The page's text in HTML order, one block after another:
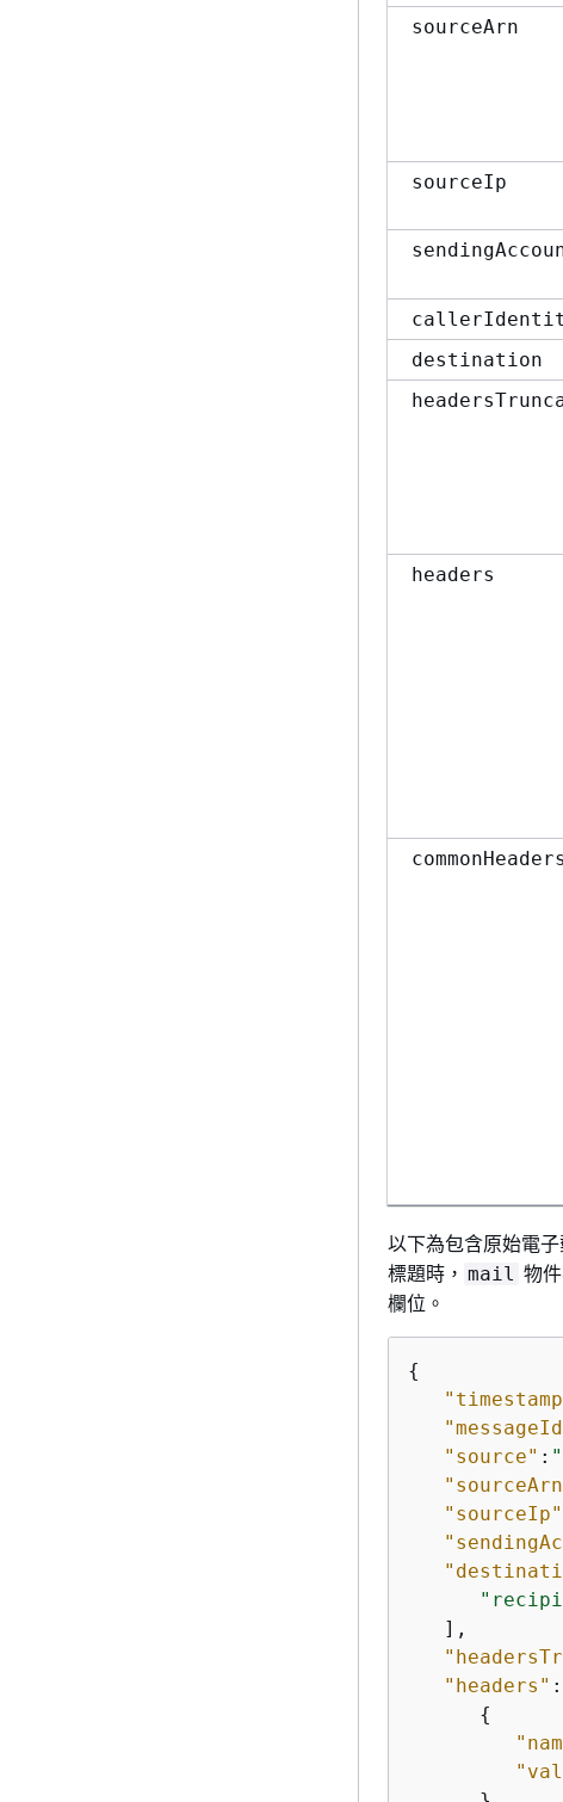
sourceArn
sourceIp
destination
headers
commonHeaders
以下為包含原始電
標題時， mail 物
欄位。
{
"source" :
"sourceIp"
   ],
"headers"
{